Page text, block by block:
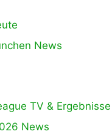
News
TV & Ergebnisse
News